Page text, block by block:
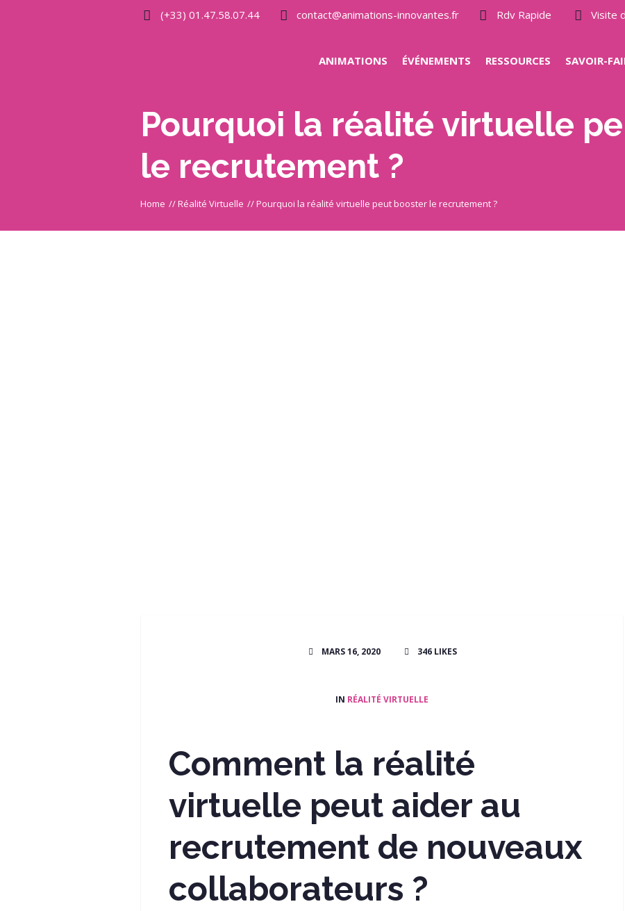
(+33) 01.47.58.07.44 contact@animations-innovantes.fr Rdv Rapide Visite
ANIMATIONS ÉVÉNEMENTS RESSOURCES SAVOIR-
Pourquoi la réalité virtuelle
le recrutement ?
Home //Réalité Virtuelle //Pourquoi la réalité virtuelle peut booster le recrutement ?
MARS 16, 2020 346 LIKES
IN RÉALITÉ VIRTUELLE
Comment la réalité
virtuelle peut aider au
recrutement de nouveaux
collaborateurs ?